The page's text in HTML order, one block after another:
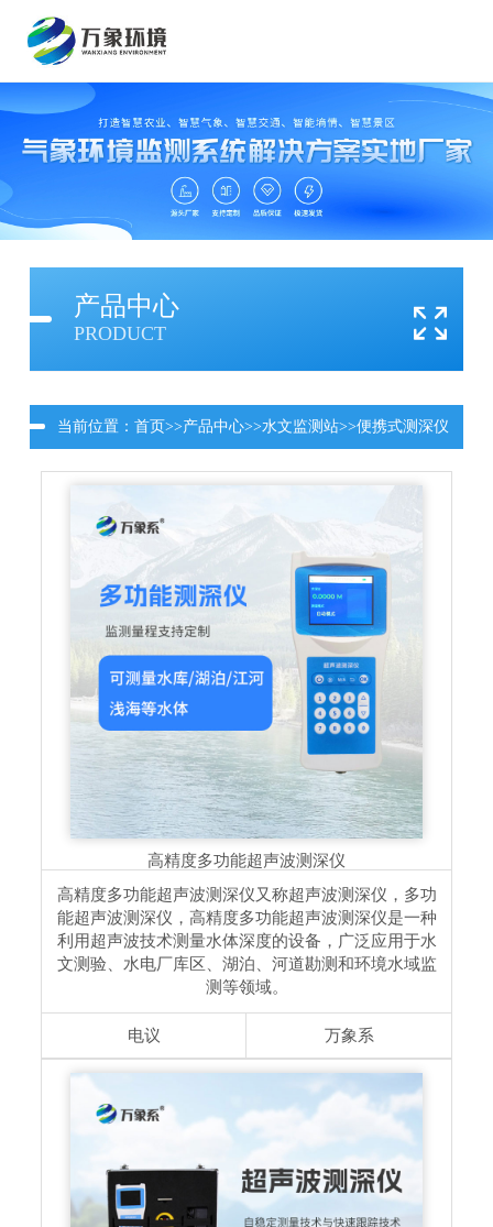
产品中心
PRODUCT
当前位置： 首页>>产品中心>>水文监测站>>便携式测深仪
高精度多功能超声波测深仪
高精度多功能超声波测深仪又称超声波测深仪，多功
能超声波测深仪，高精度多功能超声波测深仪是一种
利用超声波技术测量水体深度的设备，广泛应用于水
文测验、水电厂库区、湖泊、河道勘测和环境水域监
测等领域。
电议 万象系